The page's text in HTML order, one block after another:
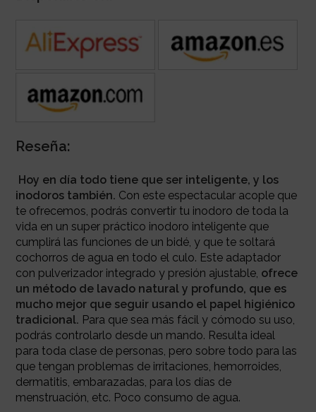
Reseña:
Hoy en día todo tiene que ser inteligente, y los
inodoros también. Con este espectacular acople que
te ofrecemos, podrás convertir tu inodoro de toda la
vida en un super práctico inodoro inteligente que
cumplirá las funciones de un bidé, y que te soltará
cochorros de agua en todo el culo. Este adaptador
con pulverizador integrado y presión ajustable, ofrece
un método de lavado natural y profundo, que es
mucho mejor que seguir usando el papel higiénico
tradicional. Para que sea más fácil y cómodo su uso,
podrás controlarlo desde un mando. Resulta ideal
para toda clase de personas, pero sobre todo para las
que tengan problemas de irritaciones, hemorroides,
dermatitis, embarazadas, para los días de
menstruación, etc. Poco consumo de agua.